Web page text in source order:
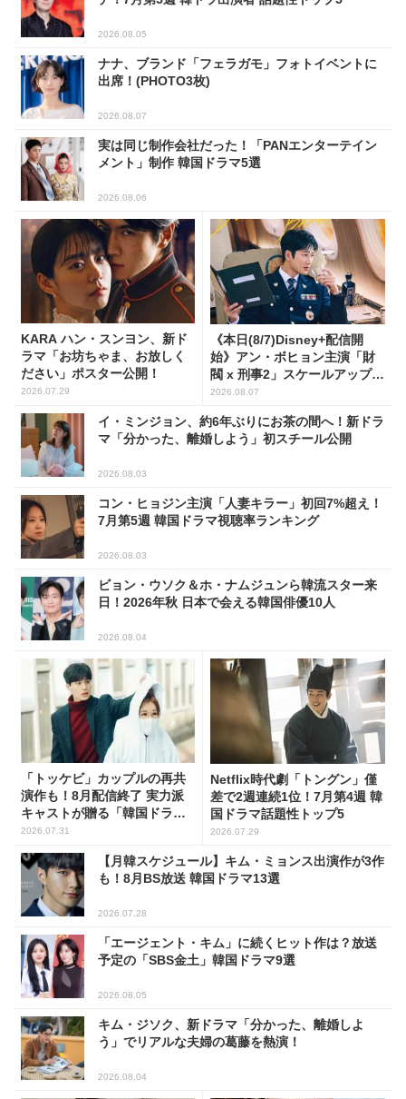
2026.08.05
ナナ、ブランド「フェラガモ」フォトイベントに
出席！(PHOTO3枚)
2026.08.07
実は同じ制作会社だった！「PANエンターテイン
メント」制作 韓国ドラマ5選
2026.08.06
KARA ハン・スンヨン、新ド
ラマ「お坊ちゃま、お放しく
ださい」ポスター公開！
2026.07.29
《本日(8/7)Disney+配信開
始》アン・ボヒョン主演「財
閥 x 刑事2」スケールアップし
たFLEX捜査に注目
2026.08.07
イ・ミンジョン、約6年ぶりにお茶の間へ！新ドラ
マ「分かった、離婚しよう」初スチール公開
2026.08.03
コン・ヒョジン主演「人妻キラー」初回7%超え！
7月第5週 韓国ドラマ視聴率ランキング
2026.08.03
ビョン・ウソク＆ホ・ナムジュンら韓流スター来
日！2026年秋 日本で会える韓国俳優10人
2026.08.04
「トッケビ」カップルの再共
演作も！8月配信終了 実力派
キャストが贈る「韓国ドラ
マ」5選
2026.07.31
Netflix時代劇「トングン」僅
差で2週連続1位！7月第4週 韓
国ドラマ話題性トップ5
2026.07.29
【月韓スケジュール】キム・ミョンス出演作が3作
も！8月BS放送 韓国ドラマ13選
2026.07.28
「エージェント・キム」に続くヒット作は？放送
予定の「SBS金土」韓国ドラマ9選
2026.08.05
キム・ジソク、新ドラマ「分かった、離婚しよ
う」でリアルな夫婦の葛藤を熱演！
2026.08.04